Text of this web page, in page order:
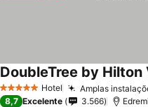
5 Estrelas Hotel Amplas
DoubleTree by Hilton
8,7 Excelente 3.566